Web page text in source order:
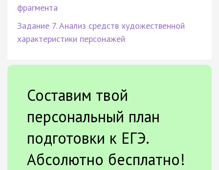
фрагмента
Задание 7. Анализ средств художественной
характеристики персонажей
Составим твой
персональный план
подготовки к ЕГЭ.
Абсолютно бесплатно!